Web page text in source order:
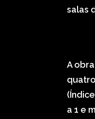
salas
A
a 1 e